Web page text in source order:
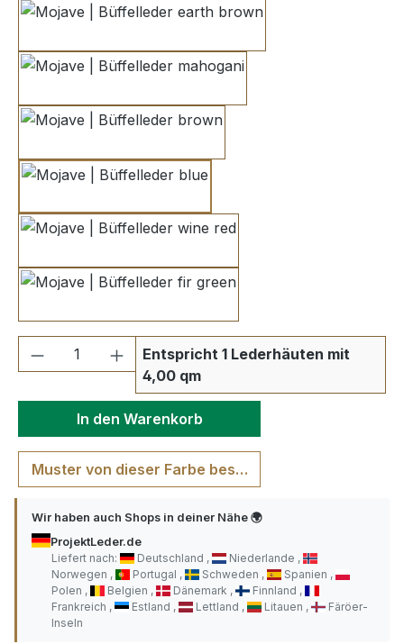
Produkt Anzahl: Gib den
Entspricht 1 Lederhäuten mit
4,00 qm
In den Warenkorb
Muster von dieser Farbe bestellen
Wir haben auch Shops in deiner Nähe 🌍
ProjektLeder.de
Liefert nach:
Deutschland
Niederlande
Norwegen
Portugal Schweden
Spanien
Polen
Belgien Dänemark
Finnland
Frankreich
Estland Lettland Litauen
Färöer-
Inseln